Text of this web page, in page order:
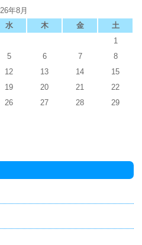
年8月
水 木 金
土
1
5 6 7
8
12 13 14
15
19 20 21
22
26 27 28
29